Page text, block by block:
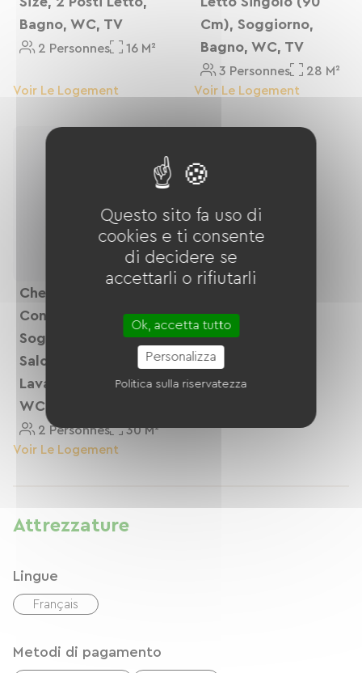
Bagno, WC, TV
2 Personnes 16 M²
Voir Le Logement
Cm), Soggiorno,
Bagno, WC, TV
3 Personnes
28 M²
Voir Le Logement
Chez Francine Gite
Con Cucina,
Soggiorno Con Zona
Salotto/pranzo,
Lavanderia, Bagno,
WC, TV.
2 Personnes
30 M²
Voir Le Logement
Attrezzature
Lingue
Français
Metodi di pagamento
Questo sito fa uso di
cookies e ti consente
di decidere se
accettarli o rifiutarli
Ok, accetta tutto
Personalizza
Politica sulla riservatezza